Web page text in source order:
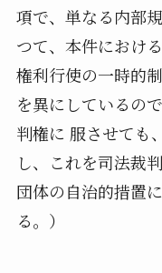
項で、単なる内部
つて、本件におけ
権利行使の一時的
を異にしているの
判権に 服させても
し、これを司法裁
団体の自治的措置
る。）